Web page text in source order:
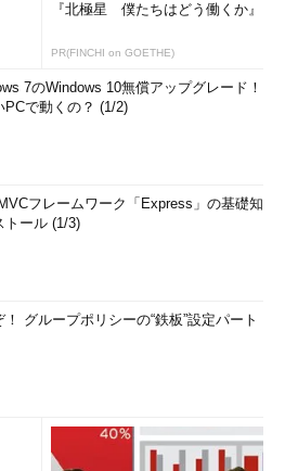
『北極星 僕たちはどう働くか』
PR(FINCHI on GOETHE)
7のWindows 10無償アップグレード！
PCで動くの？ (1/2)
フレームワーク「Express」の基礎知
トール (1/3)
！ グループポリシーの“鉄板”設定パート